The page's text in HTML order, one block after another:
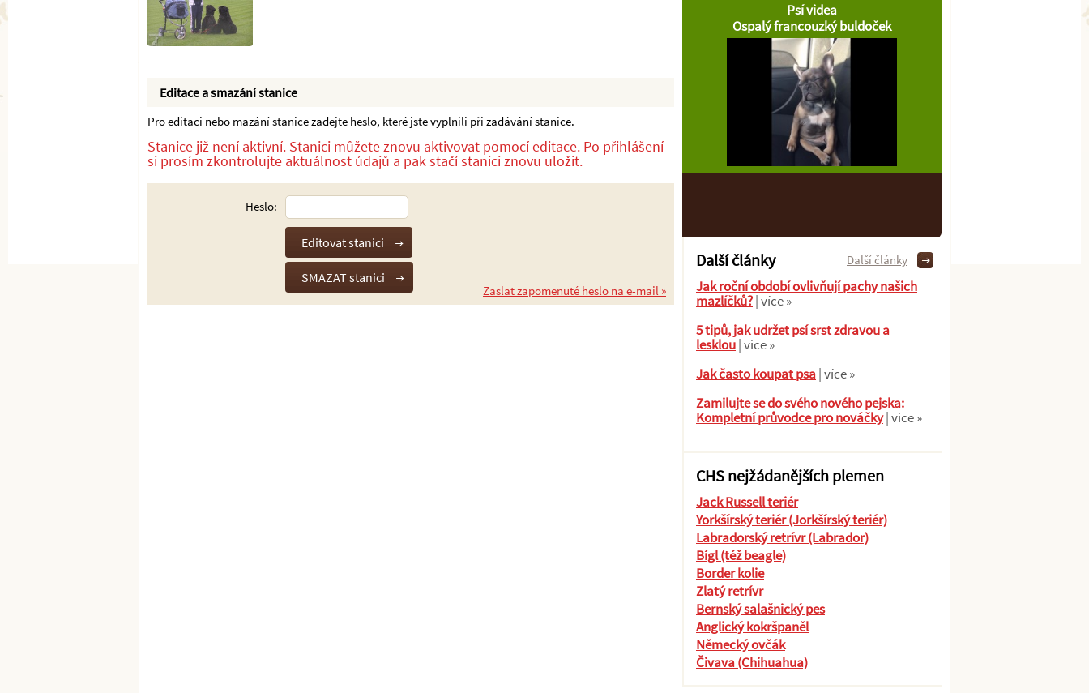
Editace a smazání stanice
Pro editaci nebo mazání stanice zadejte heslo, které jste vyplnili při zadávání stanice.
Stanice již není aktivní. Stanici můžete znovu aktivovat pomocí editace. Po přihlášení
si prosím zkontrolujte aktuálnost údajů a pak stačí stanici znovu uložit.
Heslo:
Zaslat zapomenuté heslo na e-mail »
Psí videa
Ospalý francouzký buldoček
Další články
Jak roční období ovlivňují pachy našich
mazlíčků?| více »
5 tipů, jak udržet psí srst zdravou a
lesklou| více »
Jak často koupat psa| více »
Zamilujte se do svého nového pejska:
Kompletní průvodce pro nováčky| více »
Další články
CHS nejžádanějších plemen
Jack Russell teriér
Yorkšírský teriér (Jorkšírský teriér)
Labradorský retrívr (Labrador)
Bígl (též beagle)
Border kolie
Zlatý retrívr
Bernský salašnický pes
Anglický kokršpaněl
Německý ovčák
Čivava (Chihuahua)